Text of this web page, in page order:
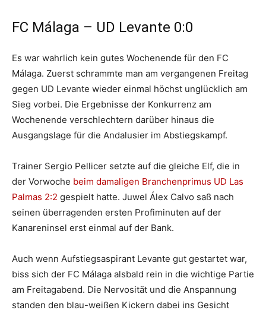
FC Málaga – UD Levante 0:0
Es war wahrlich kein gutes Wochenende für den FC
Málaga. Zuerst schrammte man am vergangenen Freitag
gegen UD Levante wieder einmal höchst unglücklich am
Sieg vorbei. Die Ergebnisse der Konkurrenz am
Wochenende verschlechtern darüber hinaus die
Ausgangslage für die Andalusier im Abstiegskampf.
Trainer Sergio Pellicer setzte auf die gleiche Elf, die in
der Vorwoche beim damaligen Branchenprimus UD Las
Palmas 2:2 gespielt hatte. Juwel Álex Calvo saß nach
seinen überragenden ersten Profiminuten auf der
Kanareninsel erst einmal auf der Bank.
Auch wenn Aufstiegsaspirant Levante gut gestartet war,
biss sich der FC Málaga alsbald rein in die wichtige Partie
am Freitagabend. Die Nervosität und die Anspannung
standen den blau-weißen Kickern dabei ins Gesicht